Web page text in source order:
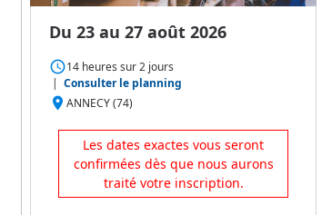
Du 23 au 27 août 2026
access_time14 heuressur2 jours
| Consulter le planning
placeANNECY (74)
Les dates exactes vous seront
confirmées dès que nous aurons
traité votre inscription.